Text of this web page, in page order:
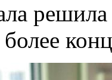
решила
более